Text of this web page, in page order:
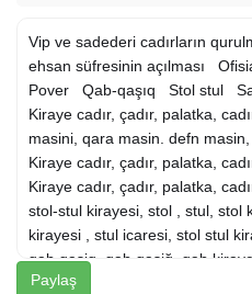
Vip ve sadederi cadırların
ehsan süfresinin açılması
Pover Qab-qaşıq Stol stul
Kiraye cadır, çadır, palatka,
masini, qara masin. defn
Kiraye cadır, çadır, palatka,
Kiraye cadır, çadır, palatka,
stol-stul kirayesi, stol , stul, stol
kirayesi , stul icaresi, stol stul
qab qasiq, qab qasiğ, qab
kirayesi , qab qasiğ icaresi, qab
Paylaş